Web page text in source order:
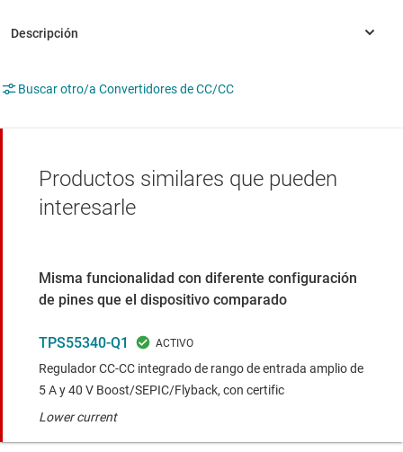
Buscar otro/a Convertidores de CC/CC
Productos similares que pueden
interesarle
Misma funcionalidad con diferente configuración
de pines que el dispositivo comparado
TPS55340-Q1
Regulador CC-CC integrado de rango de entrada amplio de
5 A y 40 V Boost/SEPIC/Flyback, con certific
Lower current